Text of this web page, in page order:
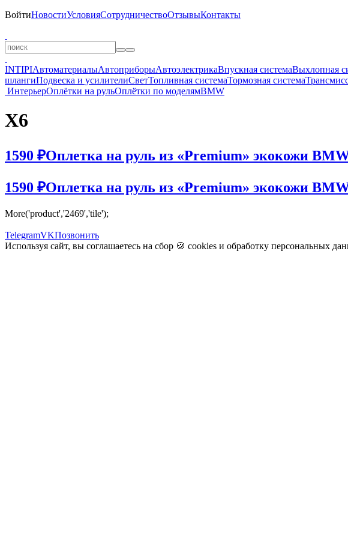
ВойтиНовостиУсловияСотрудничествоОтзывыКонтакты
INTIPIАвтоматериалыАвтоприборыАвтоэлектрикаВпускная системаВыхлопная
шлангиПодвеска и усилителиСветТопливная системаТормозная система
ИнтерьерОплётки на рульОплётки по моделямBMW
X6
1590 ₽Оплетка на руль из «Premium» экокожи
1590 ₽Оплетка на руль из «Premium» экокожи
More('product','2469','tile');
TelegramVKПозвонить
Используя сайт, вы соглашаетесь на сбор 🍪 cookies и обработку персональных